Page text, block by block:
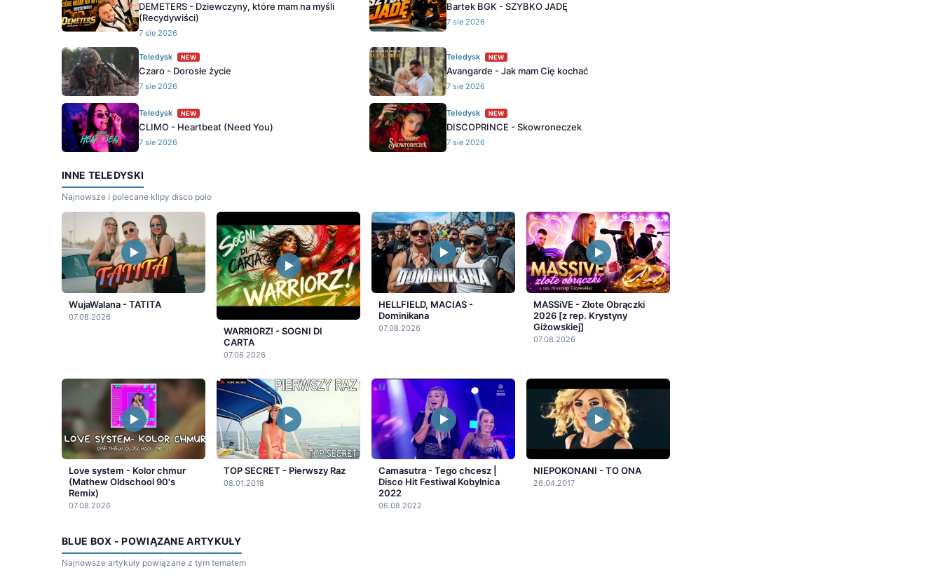
DEMETERS - Dziewczyny, które mam na myśli
(Recydywiści)
7 sie 2026
Bartek BGK - SZYBKO JADĘ
7 sie 2026
Teledysk NEW
Czaro - Dorosłe życie
7 sie 2026
Teledysk NEW
Avangarde - Jak mam Cię kochać
7 sie 2026
Teledysk NEW
CLIMO - Heartbeat (Need You)
7 sie 2026
Teledysk NEW
DISCOPRINCE - Skowroneczek
7 sie 2026
INNE TELEDYSKI
Najnowsze i polecane klipy disco polo
WujaWalana - TATITA
07.08.2026
WARRIORZ! - SOGNI DI
CARTA
07.08.2026
HELLFIELD, MACIAS -
Dominikana
07.08.2026
MASSiVE - Złote Obrączki
2026 [z rep. Krystyny
Giżowskiej]
07.08.2026
Love system - Kolor chmur
(Mathew Oldschool 90's
Remix)
07.08.2026
TOP SECRET - Pierwszy Raz
08.01.2018
Camasutra - Tego chcesz |
Disco Hit Festiwal Kobylnica
2022
06.08.2022
NIEPOKONANI - TO ONA
26.04.2017
BLUE BOX - POWIĄZANE ARTYKUŁY
Najnowsze artykuły powiązane z tym tematem